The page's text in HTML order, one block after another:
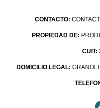
CONTACTO:
PROPIEDAD DE:
CUIT:
DOMICILIO LEGAL: